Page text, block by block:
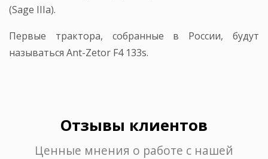
(Sage IIIa).
Первые трактора, собранные в России, будут
называться Ant-Zetor F4 133s.
Отзывы клиентов
Ценные мнения о работе с нашей